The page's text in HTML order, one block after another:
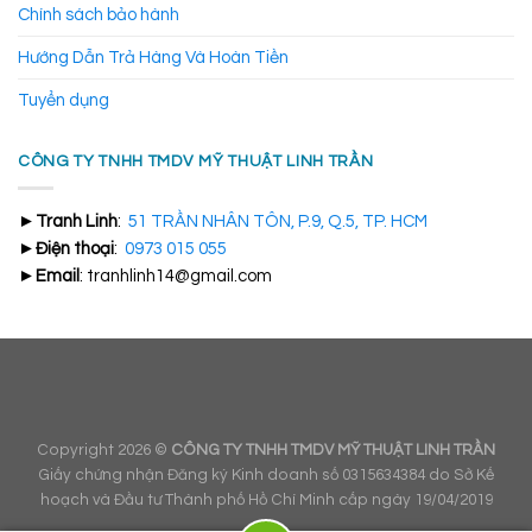
cảm giác thư thái, giúp bạn làm việc hiệu quả hơn.
Tranh phong cảnh rừng cây tạo cho bạn cảm giác thư giãn, thoải mái
Chính sách bảo hành
Hướng Dẫn Trả Hàng Và Hoàn Tiền
Tuyển dụng
CÔNG TY TNHH TMDV MỸ THUẬT LINH TRẦN
► Tranh Linh: 51 TRẦN NHÂN TÔN, P.9, Q.5, TP. HCM
► Điện thoại: 0973 015 055
► Email : tranhlinh14@gmail.com
Copyright 2026 © CÔNG TY TNHH TMDV MỸ THUẬT LINH TRẦN
Giấy chứng nhận Đăng ký Kinh doanh số 0315634384 do Sở Kế
hoạch và Đầu tư Thành phố Hồ Chí Minh cấp ngày 19/04/2019